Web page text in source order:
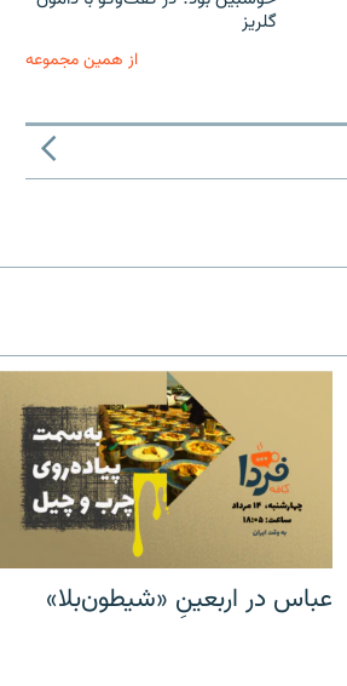
گلریز
از همین مجموعه
عباس در اربعینِ «شیطون‌بلا»